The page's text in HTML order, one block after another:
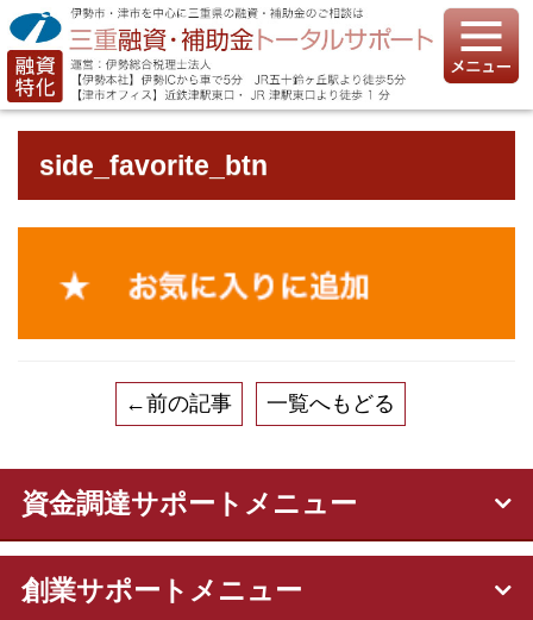
side_favorite_btn
←前の記事 一覧へもどる
資金調達サポートメニュー
創業サポートメニュー